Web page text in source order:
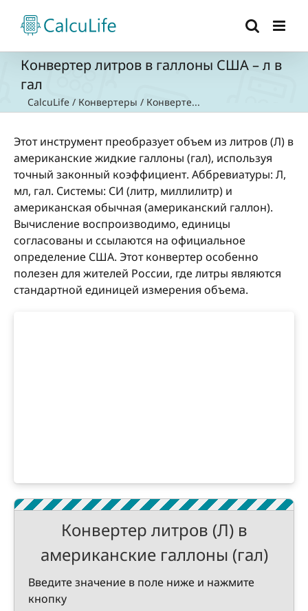
content
Конвертер литров в галлоны США – л в
гал
CalcuLife / Конвертеры / Конверте...
Этот инструмент преобразует объем из литров (Л) в
американские жидкие галлоны (гал), используя
точный законный коэффициент. Аббревиатуры: Л,
мл, гал. Системы: СИ (литр, миллилитр) и
американская обычная (американский галлон).
Вычисление воспроизводимо, единицы
согласованы и ссылаются на официальное
определение США. Этот конвертер особенно
полезен для жителей России, где литры являются
стандартной единицей измерения объема.
Конвертер литров (Л) в
американские галлоны (гал)
Введите значение в поле ниже и нажмите
кнопку